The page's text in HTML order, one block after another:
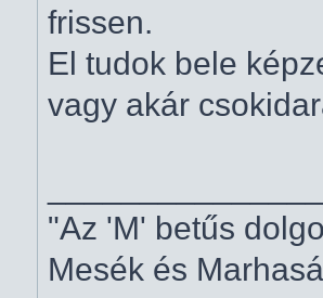
frissen.
El tudok bele
vagy akár
"Az 'M' betűs
Mesék és